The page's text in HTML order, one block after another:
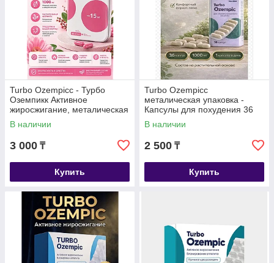
Turbo Ozempicc - Турбо
Оземпикк Активное
жиросжигание, металическая
коробка, капсулы для
похудения 40 капсул
В наличии
3 000 ₸
Купить
Turbo Ozempicc
металическая упаковка -
Капсулы для похудения 36
капсул
В наличии
2 500 ₸
Купить